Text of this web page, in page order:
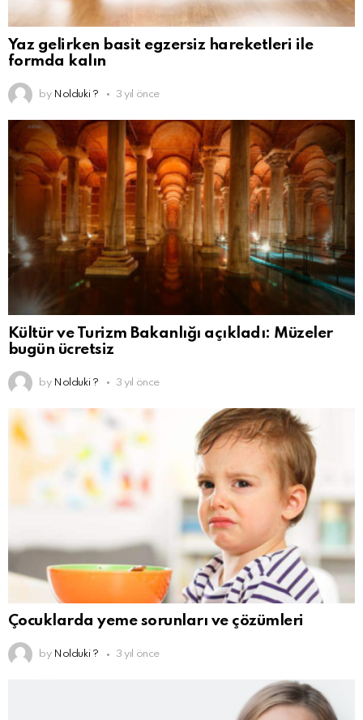
Yaz gelirken basit egzersiz hareketleri ile
formda kalın
by Nolduki ? 3 yıl önce
Kültür ve Turizm Bakanlığı açıkladı: Müzeler
bugün ücretsiz
by Nolduki ? 3 yıl önce
Çocuklarda yeme sorunları ve çözümleri
by Nolduki ? 3 yıl önce